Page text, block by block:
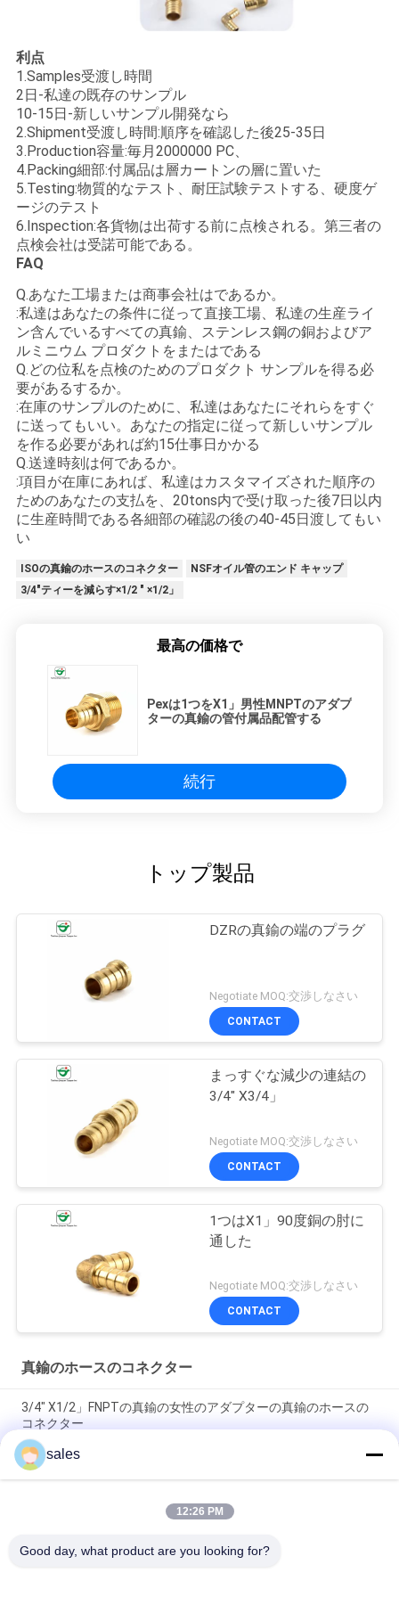
利点
1.Samples受渡し時間
2日-私達の既存のサンプル
10-15日-新しいサンプル開発なら
2.Shipment受渡し時間:順序を確認した後25-35日
3.Production容量:毎月2000000 PC、
4.Packing細部:付属品は層カートンの層に置いた
5.Testing:物質的なテスト、耐圧試験テストする、硬度ゲ
ージのテスト
6.Inspection:各貨物は出荷する前に点検される。第三者の
点検会社は受諾可能である。
FAQ
Q.あなた工場または商事会社はであるか。
:私達はあなたの条件に従って直接工場、私達の生産ライ
ン含んでいるすべての真鍮、ステンレス鋼の銅およびア
ルミニウム プロダクトをまたはである
Q.どの位私を点検のためのプロダクト サンプルを得る必
要があるするか。
:在庫のサンプルのために、私達はあなたにそれらをすぐ
に送ってもいい。あなたの指定に従って新しいサンプル
を作る必要があれば約15仕事日かかる
Q.送達時刻は何であるか。
:項目が在庫にあれば、私達はカスタマイズされた順序の
ためのあなたの支払を、20tons内で受け取った後7日以内
に生産時間である各細部の確認の後の40-45日渡してもい
い
ISOの真鍮のホースのコネクター
NSFオイル管のエンド キャップ
3/4"ティーを減らす×1/2 " ×1/2」
最高の価格で
Pexは1つをX1」男性MNPTのアダプ
ターの真鍮の管付属品配管する
続行
トップ製品
DZRの真鍮の端のプラグ
Negotiate MOQ:交渉しなさい
CONTACT
まっすぐな減少の連結の
3/4" X3/4」
Negotiate MOQ:交渉しなさい
CONTACT
1つはX1」90度銅の肘に
通した
Negotiate MOQ:交渉しなさい
CONTACT
真鍮のホースのコネクター
3/4" X1/2」FNPTの真鍮の女性のアダプターの真鍮のホースの
コネクター
OEM 3/4" X1/2」真鍮のホースのコネクターの減力剤のカップ
リングの管付属品
Pexは1つをX1」男性MNPTのアダプターの真鍮の管付属品配管
sales
12:26 PM
Good day, what product are you looking for?